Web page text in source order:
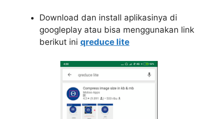
Download dan install aplikasinya di
googleplay atau bisa menggunakan link
berikut ini qreduce lite